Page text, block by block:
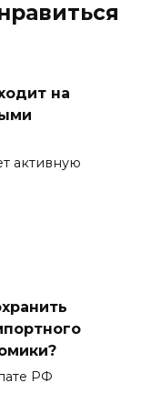
на
активную
РФ